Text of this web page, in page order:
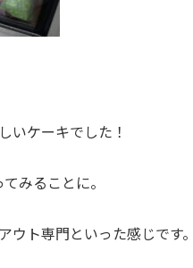
いケーキでした！
みることに。
ト専門といった感じです。